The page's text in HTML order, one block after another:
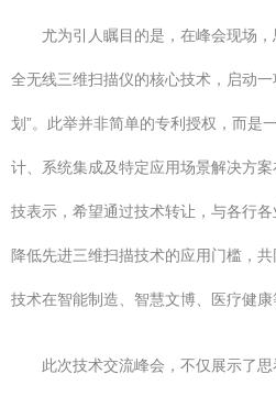
尤为引人瞩目的是，在峰会现场
全无线三维扫描仪的核心技术，启动
划”。此举并非简单的专利授权，而是
计、系统集成及特定应用场景解决方
技表示，希望通过技术转让，与各行
降低先进三维扫描技术的应用门槛，
技术在智能制造、智慧文博、医疗健康
此次技术交流峰会，不仅展示了